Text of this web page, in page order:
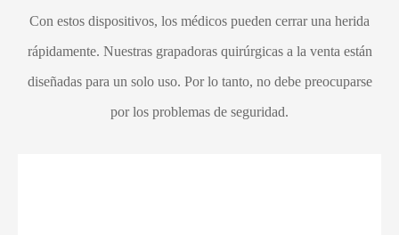
Con estos dispositivos, los médicos pueden cerrar una herida
rápidamente. Nuestras grapadoras quirúrgicas a la venta están
diseñadas para un solo uso. Por lo tanto, no debe preocuparse
por los problemas de seguridad.